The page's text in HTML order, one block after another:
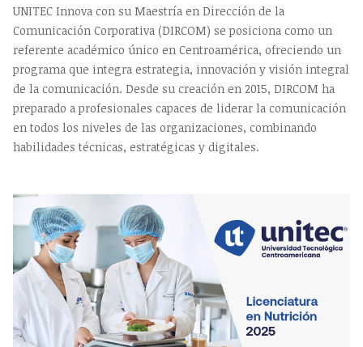
UNITEC Innova con su Maestría en Dirección de la
Comunicación Corporativa (DIRCOM) se posiciona como un
referente académico único en Centroamérica, ofreciendo un
programa que integra estrategia, innovación y visión integral
de la comunicación. Desde su creación en 2015, DIRCOM ha
preparado a profesionales capaces de liderar la comunicación
en todos los niveles de las organizaciones, combinando
habilidades técnicas, estratégicas y digitales.